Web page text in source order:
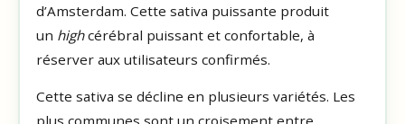
d’Amsterdam. Cette sativa puissante produit
un highcérébral puissant et confortable, à
réserver aux utilisateurs confirmés.
Cette sativa se décline en plusieurs variétés. Les
plus communes sont un croisement entre